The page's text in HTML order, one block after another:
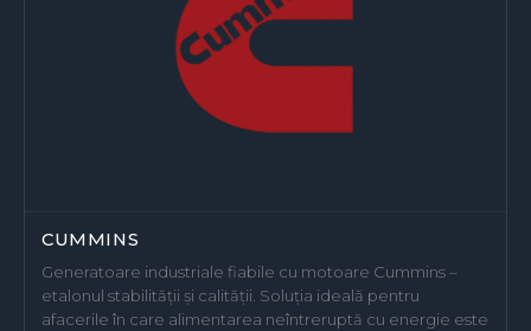
CUMMINS
Generatoare industriale fiabile cu motoare Cummins –
etalonul stabilității și calității. Soluția ideală pentru
afacerile în care alimentarea neîntreruptă cu energie este